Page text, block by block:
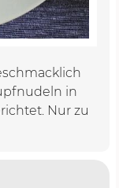
in
Nur zu